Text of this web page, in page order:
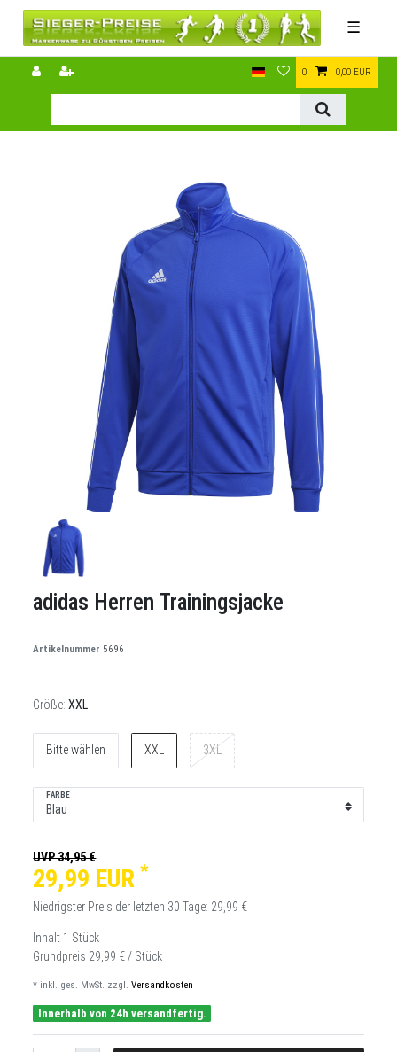
☰
0 0,00 EUR
adidas Herren Trainingsjacke
Artikelnummer5696
Größe: XXL
Bitte wählen XXL 3XL
FARBE
UVP 34,95 €
29,99 EUR *
Niedrigster Preis der letzten 30 Tage: 29,99 €
Inhalt 1 Stück
Grundpreis 29,99 € / Stück
* inkl. ges. MwSt. zzgl. Versandkosten
Innerhalb von 24h versandfertig.